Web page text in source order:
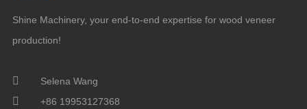
Shine Machinery, your end-to-end expertise for wood veneer
production!
Selena Wang
+86 19953127368